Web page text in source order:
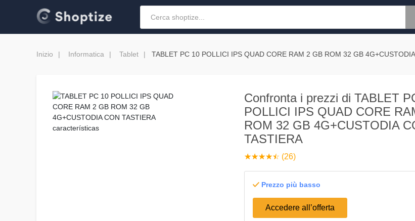
Inizio Informatica Tablet TABLET PC 10 POLLICI IPS QUAD CORE RAM 2 GB ROM 32 GB
Confronta i prezzi di TABLET
POLLICI IPS QUAD CORE
ROM 32 GB 4G+CUSTODIA
TASTIERA
☆☆☆☆☆
★★★★★ (26)
Prezzo più basso
Accedere all’offerta